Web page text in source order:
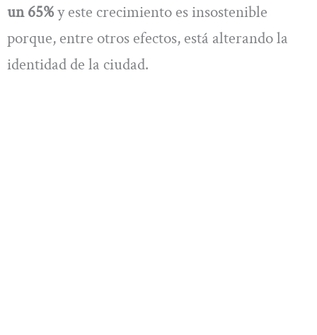
un 65%y este crecimiento es insostenible
porque, entre otros efectos, está alterando la
identidad de la ciudad.